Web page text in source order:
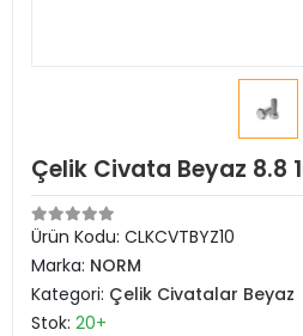
Çelik Civata Beyaz 8.8
Ürün Kodu: CLKCVTBYZ10
Marka: NORM
Kategori: Çelik Civatalar Beyaz
Stok: 20+